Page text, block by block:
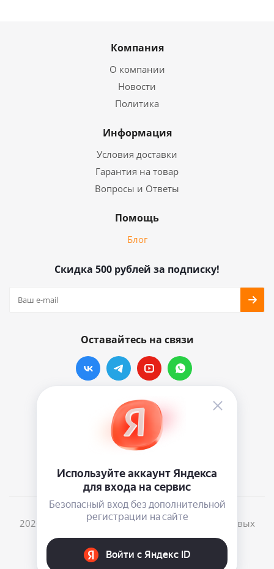
Компания
О компании
Новости
Политика
Информация
Условия доставки
Гарантия на товар
Вопросы и Ответы
Помощь
Блог
Скидка 500 рублей за подписку!
Оставайтесь на связи
Наши контакты
info@vinylmarkt.ru
2026 © Винилмаркт - интернет-магазин виниловых
пластинок